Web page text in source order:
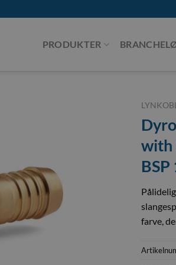
PRODUKTER
with
farve,